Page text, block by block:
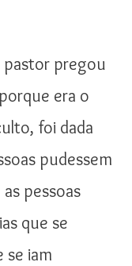
pregou
era o
foi dada
pudessem
pessoas
que se
se iam